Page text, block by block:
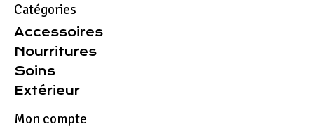
Catégories
Accessoires
Nourritures
Soins
Extérieur
Mon compte